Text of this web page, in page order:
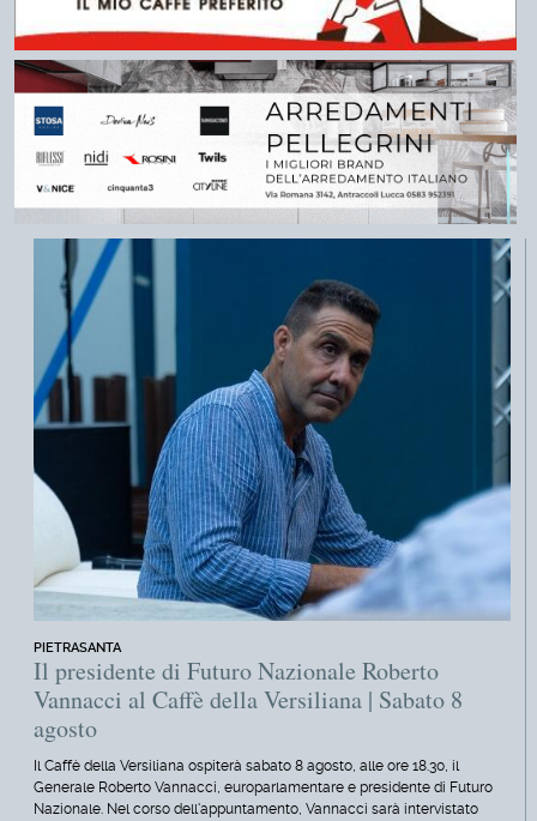
PIETRASANTA
Il presidente di Futuro Nazionale Roberto
Vannacci al Caffè della Versiliana | Sabato 8
agosto
Il Caffè della Versiliana ospiterà sabato 8 agosto, alle ore 18.30, il
Generale Roberto Vannacci, europarlamentare e presidente di Futuro
Nazionale. Nel corso dell'appuntamento, Vannacci sarà intervistato